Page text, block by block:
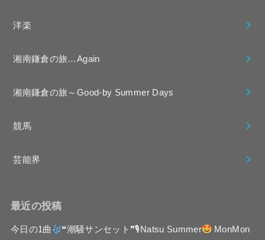
洋楽
湘南鎌倉の旅…Again
湘南鎌倉の旅～Good-by Summer Days
競馬
芸能界
最近の投稿
今日の1曲 ❝潮騒サンセット❞🎙Natsu Summer
MonMon